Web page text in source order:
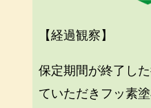
【経過観察】
保定期間が終了し
ていただきフッ素